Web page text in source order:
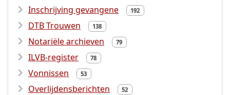
Inschrijving gevangene 192
DTB Trouwen 138
Notariële archieven 79
ILVB-register 78
Vonnissen 53
Overlijdensberichten 52